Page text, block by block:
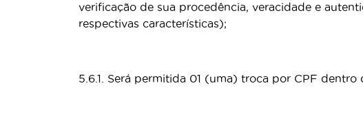
verificação de sua procedência, veracidade e
respectivas características);
5.6.1. Será permitida 01 (uma) troca por CPF